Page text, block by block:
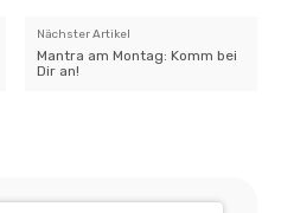
Nächster Artikel
Mantra am Montag: Komm bei
Dir an!